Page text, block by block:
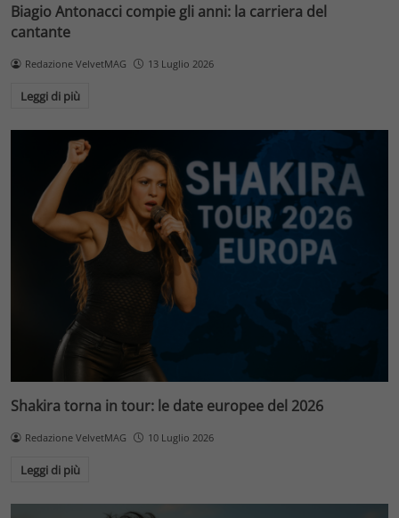
Biagio Antonacci compie gli anni: la carriera del
cantante
Redazione VelvetMAG 13 Luglio 2026
Leggi di più
Shakira torna in tour: le date europee del 2026
Redazione VelvetMAG 10 Luglio 2026
Leggi di più